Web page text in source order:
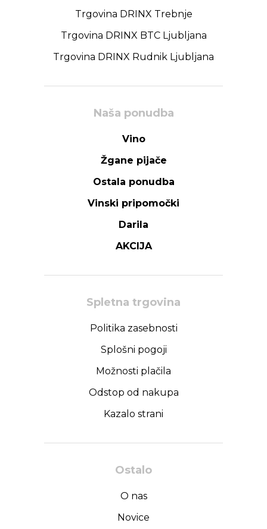
Trgovina DRINX Trebnje
Trgovina DRINX BTC Ljubljana
Trgovina DRINX Rudnik Ljubljana
Naša ponudba
Vino
Žgane pijače
Ostala ponudba
Vinski pripomočki
Darila
AKCIJA
Spletna trgovina
Politika zasebnosti
Splošni pogoji
Možnosti plačila
Odstop od nakupa
Kazalo strani
Ostalo
O nas
Novice